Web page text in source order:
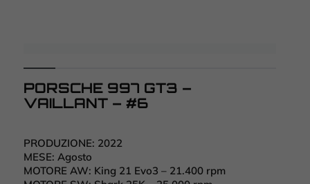
PORSCHE 997 GT3 –
VAILLANT – #6
PRODUZIONE: 2022
MESE: Agosto
MOTORE AW: King 21 Evo3 – 21.400 rpm